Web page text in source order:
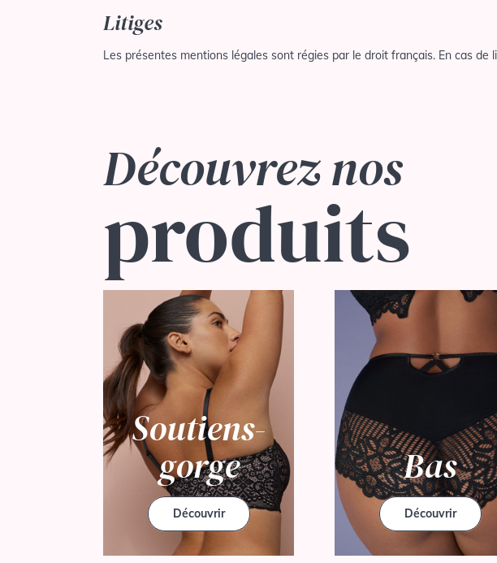
Litiges
Les présentes mentions légales sont régies par le droit français. En cas
Découvrez nos
produits
Soutiens-
gorge
Découvrir
Bas
Découvrir